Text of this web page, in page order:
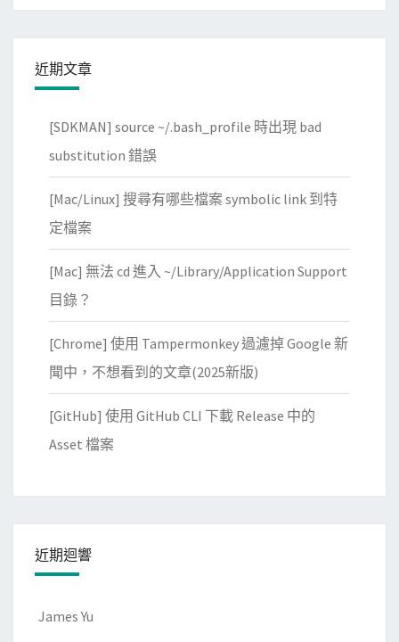
近期文章
[SDKMAN] source ~/.bash_profile 時出現 bad
substitution 錯誤
[Mac/Linux] 搜尋有哪些檔案 symbolic link 到特
定檔案
[Mac] 無法 cd 進入 ~/Library/Application Support
目錄？
[Chrome] 使用 Tampermonkey 過濾掉 Google 新
聞中，不想看到的文章(2025新版)
[GitHub] 使用 GitHub CLI 下載 Release 中的
Asset 檔案
近期迴響
James Yu